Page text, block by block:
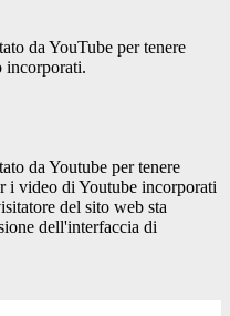
da YouTube per tenere
incorporati.
da Youtube per tenere
i video di Youtube incorporati
del sito web sta
dell'interfaccia di